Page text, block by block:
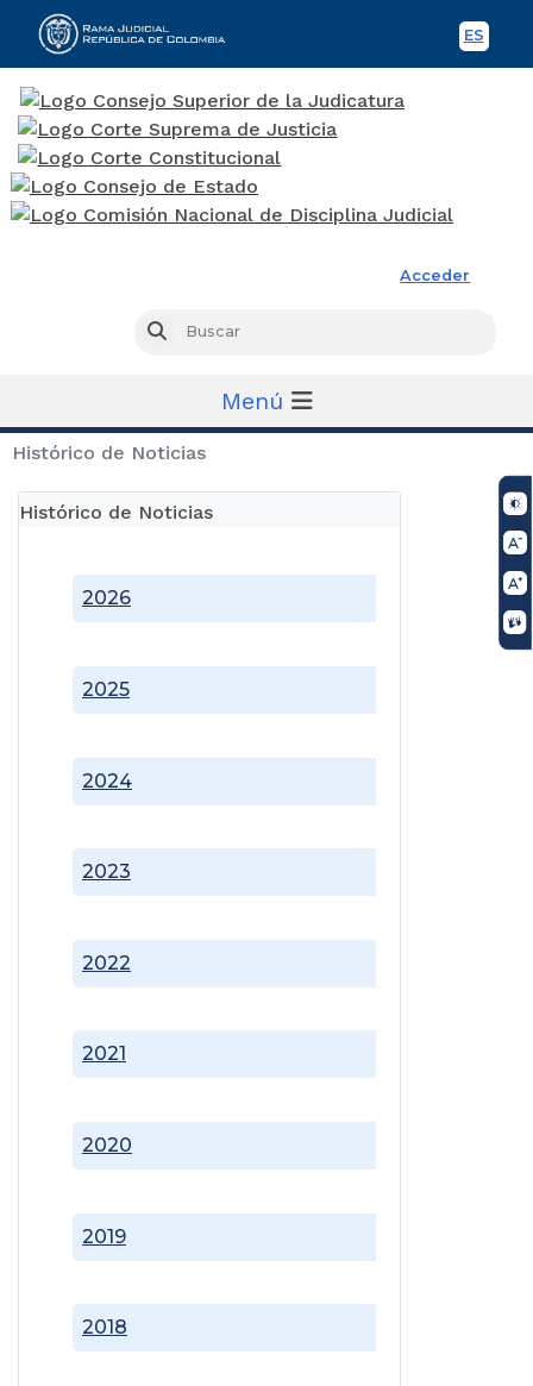
ES
Acceder
Buscar
Menú
Histórico de Noticias
Histórico de Noticias
2018
2019
2020
2021
2022
2023
2024
2025
2026